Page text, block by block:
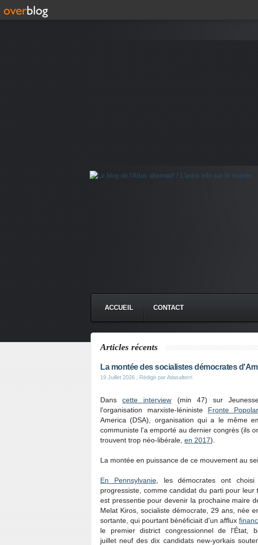
ACCUEIL CONTACT
Articles récents
La montée des socialistes démocrates
19 Juillet 2026 , Rédigé par Atlasaltern
Danscette interview (min 47) sur
l'organisation marxiste-léniniste Fronte
America (DSA), organisation qui a le même
communiste l'a emporté au dernier congrès (ils
trouvent trop néo-libérale, en 2017).
La montée en puissance de ce mouvement au
En Pennsylvanie, les démocrates ont
progressiste, comme candidat du parti pour
est pressentie pour devenir la prochaine maire
Melat Kiros, socialiste démocrate, 29 ans, née
sortante, qui pourtant bénéficiait d'un afflux
le premier district congressionnel de l'État,
juillet neuf des dix candidats new-yorkais